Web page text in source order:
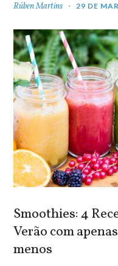
Rúben Martins 29 DE
Smoothies: 4
Verão com
menos